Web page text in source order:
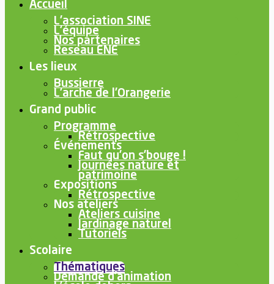
Accueil
L’association SINE
L’équipe
Nos partenaires
Reseau ENE
Les lieux
Bussierre
L’arche de l’Orangerie
Grand public
Programme
Rétrospective
Événements
Faut qu’on s’bouge !
Journées nature et
patrimoine
Expositions
Rétrospective
Nos ateliers
Ateliers cuisine
Jardinage naturel
Tutoriels
Scolaire
Thématiques
Demande d’animation